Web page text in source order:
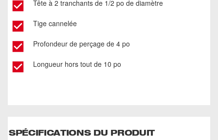
Tête à 2 tranchants de 1/2 po de diamètre
Tige cannelée
Profondeur de perçage de 4 po
Longueur hors tout de 10 po
SPÉCIFICATIONS DU PRODUIT